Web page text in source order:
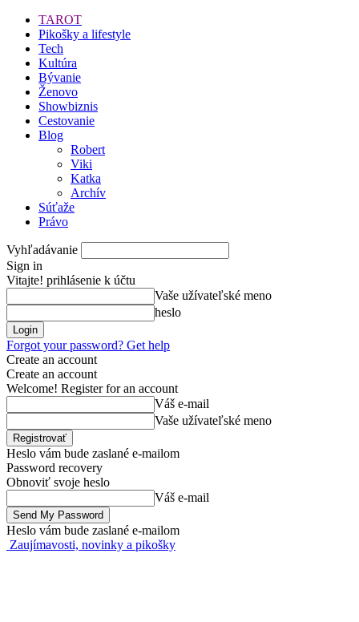
TAROT
Pikošky a lifestyle
Tech
Kultúra
Bývanie
Ženovo
Showbiznis
Cestovanie
Blog
Robert
Viki
Katka
Archív
Súťaže
Právo
Vyhľadávanie
Sign in
Vitajte! prihlásenie k účtu
Vaše užívateľské meno
heslo
Forgot your password? Get help
Create an account
Create an account
Welcome! Register for an account
Váš e-mail
Vaše užívateľské meno
Heslo vám bude zaslané e-mailom
Password recovery
Obnoviť svoje heslo
Váš e-mail
Heslo vám bude zaslané e-mailom
Zaujímavosti, novinky a pikošky